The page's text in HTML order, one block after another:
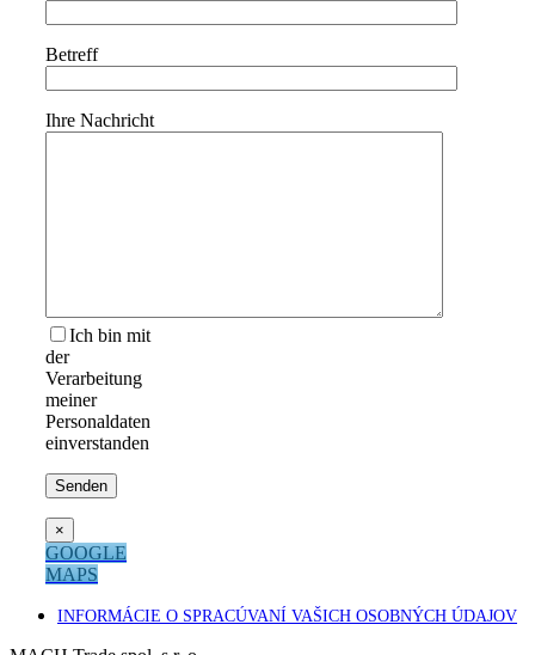
Betreff
Ihre Nachricht
Ich bin mit
der
Verarbeitung
meiner
Personaldaten
einverstanden
×
GOOGLE
MAPS
INFORMÁCIE O SPRACÚVANÍ VAŠICH OSOBNÝCH ÚDAJOV